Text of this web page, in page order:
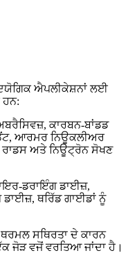
ਐਪਲੀਕੇਸ਼ਨਾਂ ਲਈ
ਹਨ:
ਕਾਰਬਨ-ਬਾਂਡਡ
ਆਰਮਰ ਨਿਊਕਲੀਅਰ
ਅਤੇ ਨਿਊਟ੍ਰੋਨ ਸੋਖਣ
ਡਰਾਇੰਗ ਡਾਈਜ਼,
ਥਰਿੱਡ ਗਾਈਡਾਂ ਨੂੰ
ਸਥਿਰਤਾ ਦੇ ਕਾਰਨ
ਜੋੜ ਵਜੋਂ ਵਰਤਿਆ ਜਾਂਦਾ ਹੈ।